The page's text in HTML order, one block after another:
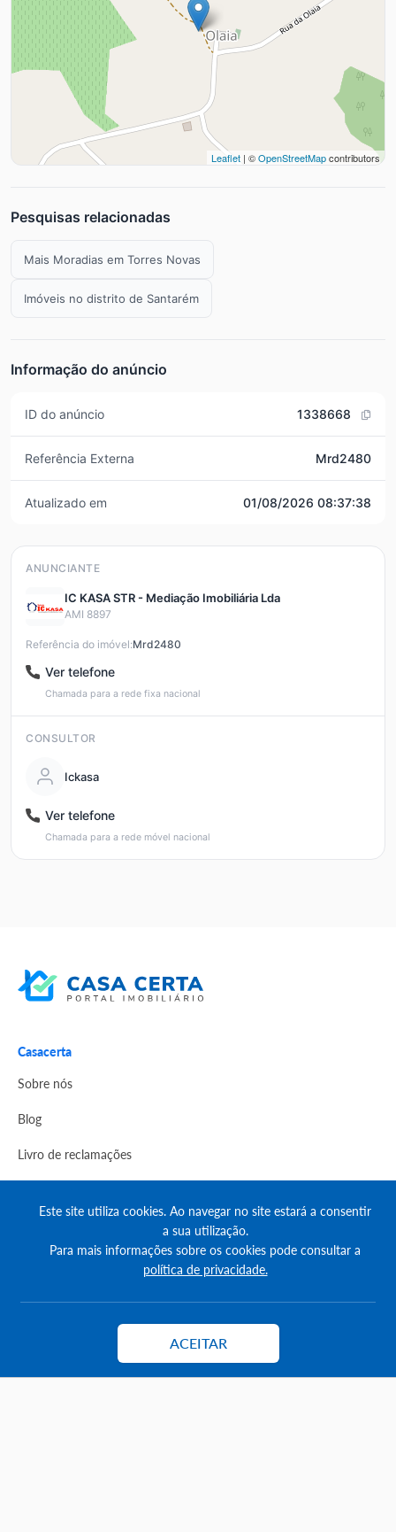
Leaflet | ©OpenStreetMapcontributors
Pesquisas relacionadas
Mais Moradias em Torres Novas
Imóveis no distrito de Santarém
Informação do anúncio
ID do anúncio 1338668
Referência Externa Mrd2480
Atualizado em 01/08/2026 08:37:38
ANUNCIANTE
IC KASA STR - Mediação Imobiliária Lda
AMI 8897
Referência do imóvel:Mrd2480
Ver telefone
Chamada para a rede fixa nacional
CONSULTOR
Ickasa
Ver telefone
Chamada para a rede móvel nacional
Casacerta
Sobre nós
Blog
Livro de reclamações
Termos & Condições do portal
Este site utiliza cookies. Ao navegar no site estará a consentir
a sua utilização.
Para mais informações sobre os cookies pode consultar a
política de privacidade.
ACEITAR